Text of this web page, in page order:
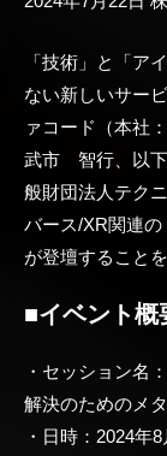
「技術」と「ア
ない新しいサー
ァコード（本社
武市 智行、以下
般財団法人テク
バース/XR関連
が登壇すること
■イベント概
・セッション名
解決のためのメ
・日時：2024年